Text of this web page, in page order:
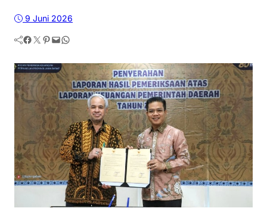
9 Juni 2026
Facebook Twitter Pinterest Mail WhatsApp